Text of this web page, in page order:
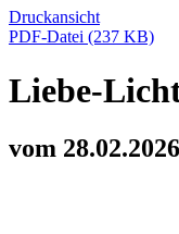
Druckansicht
PDF-Datei (237 KB)
Liebe-
vom 28.02.2026